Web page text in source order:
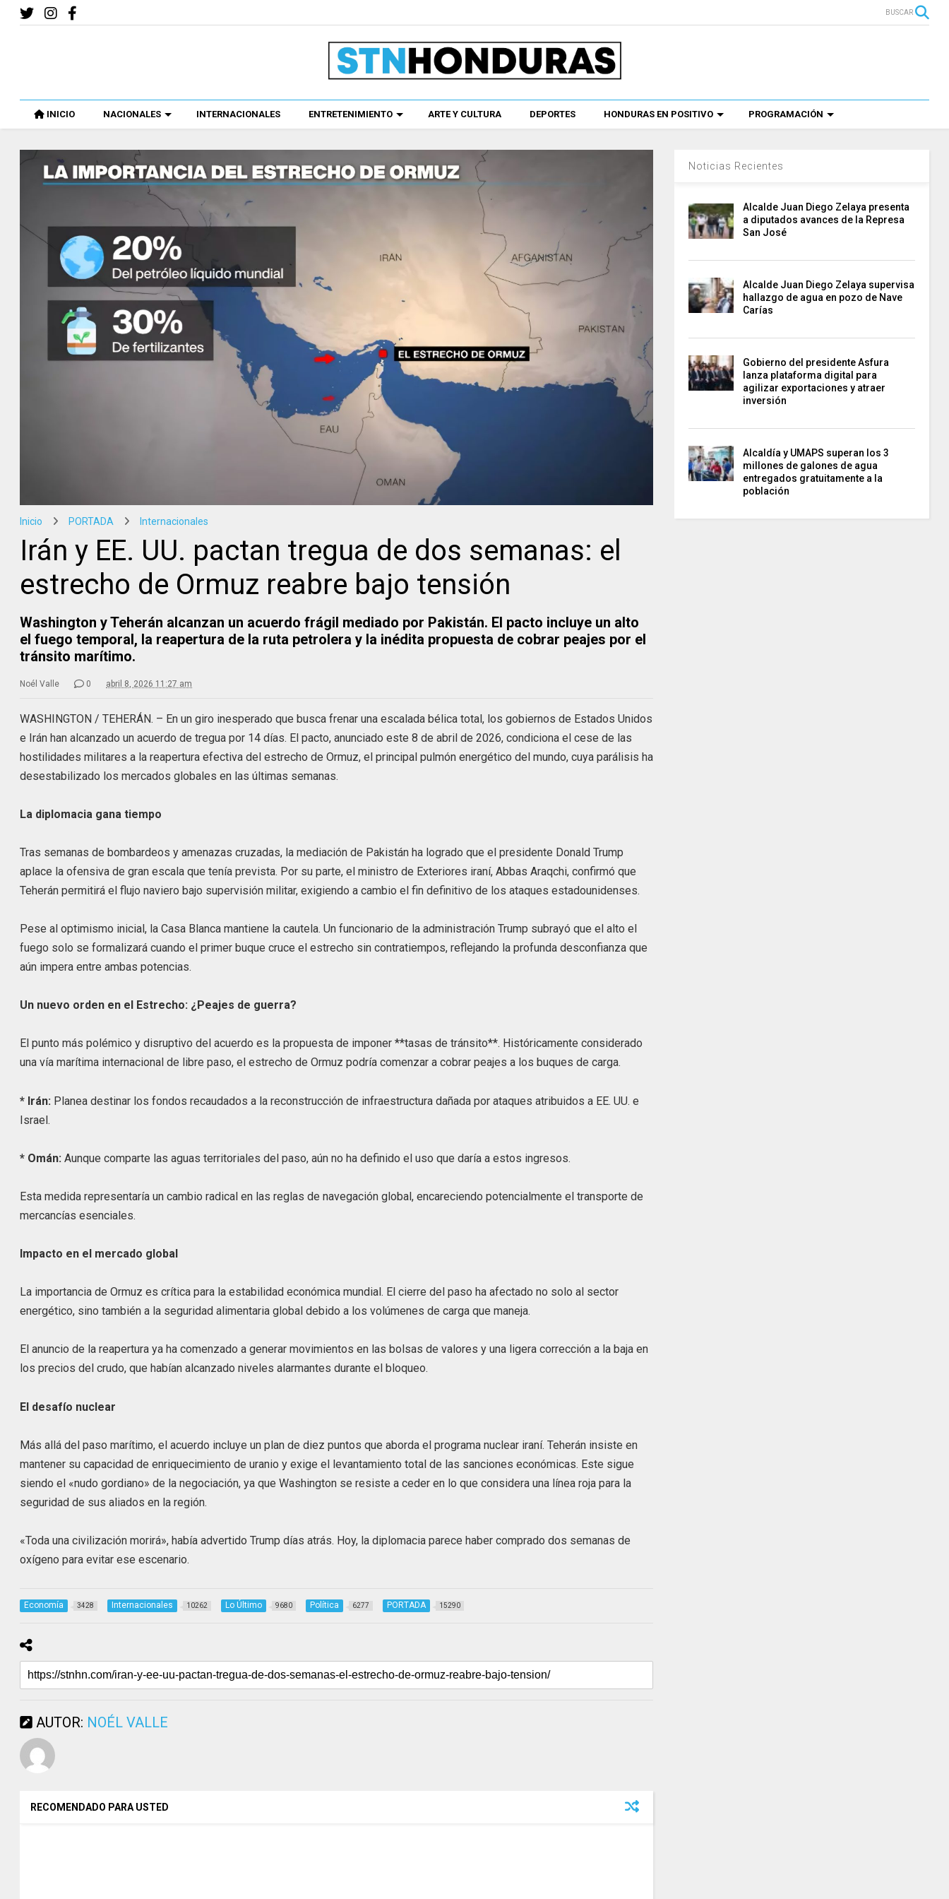
BUSCAR
INICIO NACIONALES INTERNACIONALES ENTRETENIMIENTO ARTE Y CULTURA DEPORTES HONDURAS EN POSITIVO PROGRAMACIÓN
Inicio PORTADA Internacionales
Irán y EE. UU. pactan tregua de dos semanas: el
estrecho de Ormuz reabre bajo tensión
Washington y Teherán alcanzan un acuerdo frágil mediado por Pakistán. El pacto incluye un alto
el fuego temporal, la reapertura de la ruta petrolera y la inédita propuesta de cobrar peajes por el
tránsito marítimo.
Noél Valle 0 abril 8, 2026 11:27 am
WASHINGTON / TEHERÁN. – En un giro inesperado que busca frenar una escalada bélica total, los gobiernos de Estados Unidos
e Irán han alcanzado un acuerdo de tregua por 14 días. El pacto, anunciado este 8 de abril de 2026, condiciona el cese de las
hostilidades militares a la reapertura efectiva del estrecho de Ormuz, el principal pulmón energético del mundo, cuya parálisis ha
desestabilizado los mercados globales en las últimas semanas.
La diplomacia gana tiempo
Tras semanas de bombardeos y amenazas cruzadas, la mediación de Pakistán ha logrado que el presidente Donald Trump
aplace la ofensiva de gran escala que tenía prevista. Por su parte, el ministro de Exteriores iraní, Abbas Araqchi, confirmó que
Teherán permitirá el flujo naviero bajo supervisión militar, exigiendo a cambio el fin definitivo de los ataques estadounidenses.
Pese al optimismo inicial, la Casa Blanca mantiene la cautela. Un funcionario de la administración Trump subrayó que el alto el
fuego solo se formalizará cuando el primer buque cruce el estrecho sin contratiempos, reflejando la profunda desconfianza que
aún impera entre ambas potencias.
Un nuevo orden en el Estrecho: ¿Peajes de guerra?
El punto más polémico y disruptivo del acuerdo es la propuesta de imponer **tasas de tránsito**. Históricamente considerado
una vía marítima internacional de libre paso, el estrecho de Ormuz podría comenzar a cobrar peajes a los buques de carga.
* Irán: Planea destinar los fondos recaudados a la reconstrucción de infraestructura dañada por ataques atribuidos a EE. UU. e
Israel.
* Omán:Aunque comparte las aguas territoriales del paso, aún no ha definido el uso que daría a estos ingresos.
Esta medida representaría un cambio radical en las reglas de navegación global, encareciendo potencialmente el transporte de
mercancías esenciales.
Impacto en el mercado global
La importancia de Ormuz es crítica para la estabilidad económica mundial. El cierre del paso ha afectado no solo al sector
energético, sino también a la seguridad alimentaria global debido a los volúmenes de carga que maneja.
El anuncio de la reapertura ya ha comenzado a generar movimientos en las bolsas de valores y una ligera corrección a la baja en
los precios del crudo, que habían alcanzado niveles alarmantes durante el bloqueo.
El desafío nuclear
Más allá del paso marítimo, el acuerdo incluye un plan de diez puntos que aborda el programa nuclear iraní. Teherán insiste en
mantener su capacidad de enriquecimiento de uranio y exige el levantamiento total de las sanciones económicas. Este sigue
siendo el «nudo gordiano» de la negociación, ya que Washington se resiste a ceder en lo que considera una línea roja para la
seguridad de sus aliados en la región.
«Toda una civilización morirá», había advertido Trump días atrás. Hoy, la diplomacia parece haber comprado dos semanas de
oxígeno para evitar ese escenario.
Economía 3428 Internacionales 10262 Lo Último 9680 Política 6277 PORTADA 15290
AUTOR: NOÉL VALLE
RECOMENDADO PARA USTED
Noticias Recientes
Alcalde Juan Diego Zelaya presenta
a diputados avances de la Represa
San José
Alcalde Juan Diego Zelaya supervisa
hallazgo de agua en pozo de Nave
Carías
Gobierno del presidente Asfura
lanza plataforma digital para
agilizar exportaciones y atraer
inversión
Alcaldía y UMAPS superan los 3
millones de galones de agua
entregados gratuitamente a la
población